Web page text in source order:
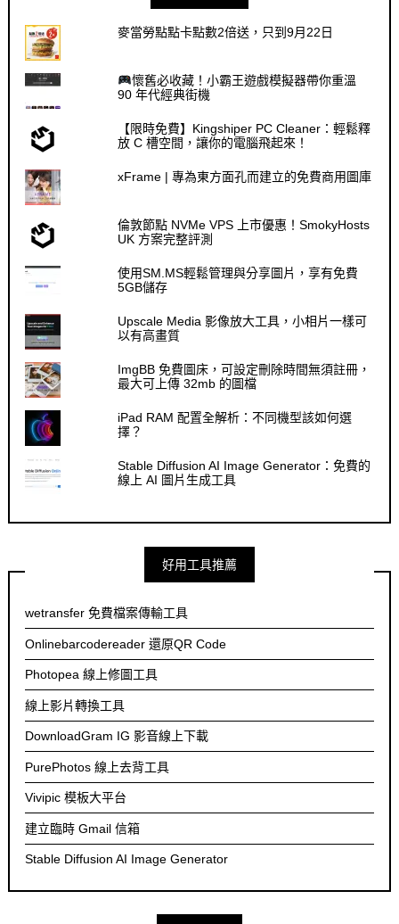
麥當勞點點卡點數2倍送，只到9月22日
懷舊必收藏！小霸王遊戲模擬器帶你重溫
90 年代經典街機
【限時免費】Kingshiper PC Cleaner：輕鬆釋
放 C 槽空間，讓你的電腦飛起來！
xFrame | 專為東方面孔而建立的免費商用圖庫
倫敦節點 NVMe VPS 上市優惠！SmokyHosts
UK 方案完整評測
使用SM.MS輕鬆管理與分享圖片，享有免費
5GB儲存
Upscale Media 影像放大工具，小相片一樣可
以有高畫質
ImgBB 免費圖床，可設定刪除時間無須註冊，
最大可上傳 32mb 的圖檔
iPad RAM 配置全解析：不同機型該如何選
擇？
Stable Diffusion AI Image Generator：免費的
線上 AI 圖片生成工具
好用工具推薦
wetransfer 免費檔案傳輸工具
Onlinebarcodereader 還原QR Code
Photopea 線上修圖工具
線上影片轉換工具
DownloadGram IG 影音線上下載
PurePhotos 線上去背工具
Vivipic 模板大平台
建立臨時 Gmail 信箱
Stable Diffusion AI Image Generator